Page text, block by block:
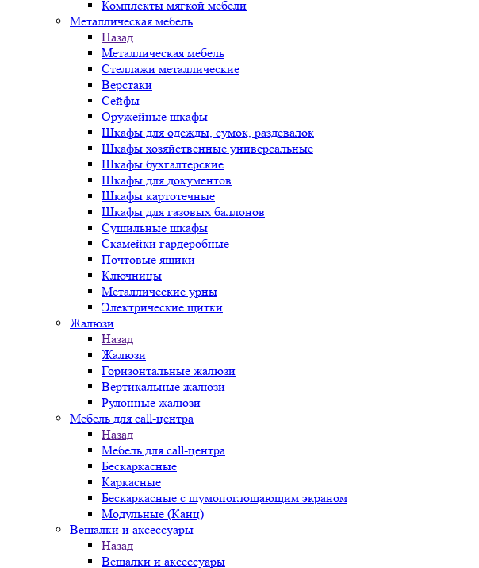
Комплекты мягкой мебели
Металлическая мебель
Назад
Металлическая мебель
Стеллажи металлические
Верстаки
Сейфы
Оружейные шкафы
Шкафы для одежды, сумок, раздевалок
Шкафы хозяйственные универсальные
Шкафы бухгалтерские
Шкафы для документов
Шкафы картотечные
Шкафы для газовых баллонов
Сушильные шкафы
Скамейки гардеробные
Почтовые ящики
Ключницы
Металлические урны
Электрические щитки
Жалюзи
Назад
Жалюзи
Горизонтальные жалюзи
Вертикальные жалюзи
Рулонные жалюзи
Мебель для call-центра
Назад
Мебель для call-центра
Бескаркасные
Каркасные
Бескаркасные с шумопоглощающим экраном
Модульные (Канц)
Вешалки и аксессуары
Назад
Вешалки и аксессуары